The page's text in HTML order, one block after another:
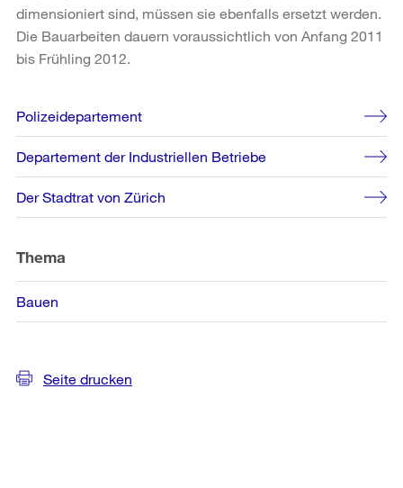
dimensioniert sind, müssen sie ebenfalls ersetzt werden.
Die Bauarbeiten dauern voraussichtlich von Anfang 2011
bis Frühling 2012.
Weitere
Informationen
Polizeidepartement
Departement der Industriellen Betriebe
Der Stadtrat von Zürich
Thema
Bauen
Seite drucken